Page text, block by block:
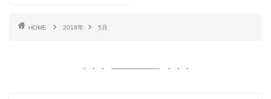
HOME 2018年 5月